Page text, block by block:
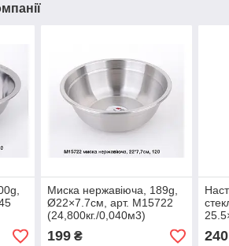
Миска нержавіюча, 189g,
Ø22×7.7см, арт. M15722
(24,800кг./0,040м3)
199₴ 240